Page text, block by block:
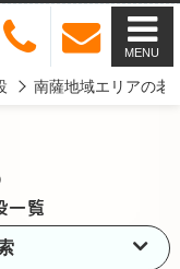
MENU
南薩地域エリアの老
一覧